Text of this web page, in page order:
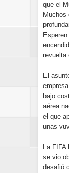
que el
Muchos
revuelta
El
bajo
aérea
el que
unas
La
se vio
desafió